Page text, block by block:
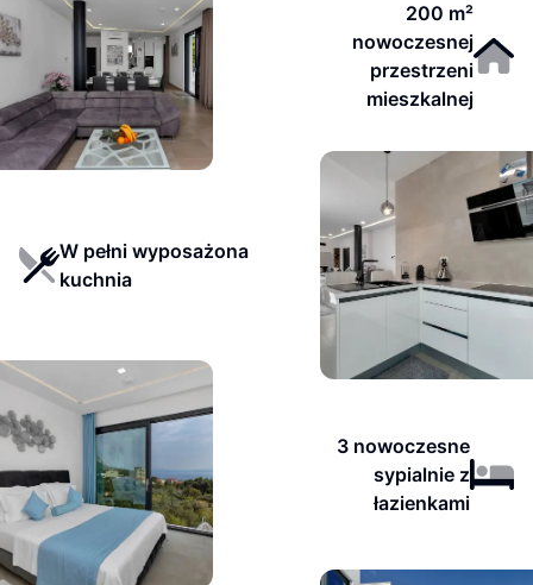
200 m²
nowoczesnej
przestrzeni
mieszkalnej
W pełni wyposażona
kuchnia
3 nowoczesne
sypialnie z
łazienkami